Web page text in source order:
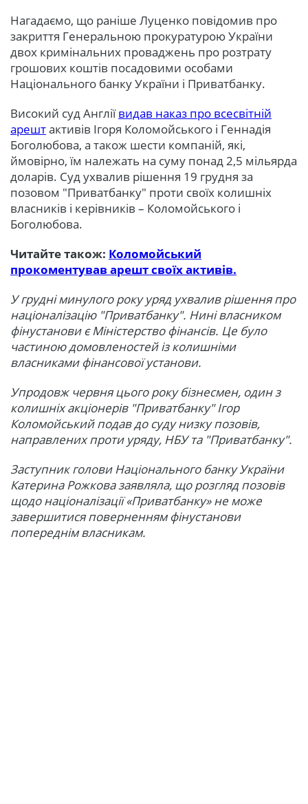
Нагадаємо, що раніше Луценко повідомив про
закриття Генеральною прокуратурою України
двох кримінальних проваджень про розтрату
грошових коштів посадовими особами
Національного банку України і Приватбанку.
Високий суд Англіївидав наказ про всесвітній
арештактивів Ігоря Коломойського і Геннадія
Боголюбова, а також шести компаній, які,
ймовірно, їм належать на суму понад 2,5 мільярда
доларів. Суд ухвалив рішення 19 грудня за
позовом "Приватбанку" проти своїх колишніх
власників і керівників – Коломойського і
Боголюбова.
Читайте також: Коломойський
прокоментував арешт своїх активів.
У грудні минулого року уряд ухвалив рішення про
націоналізацію "Приватбанку". Нині власником
фінустанови є Міністерство фінансів. Це було
частиною домовленостей із колишніми
власниками фінансової установи.
Упродовж червня цього року бізнесмен, один з
колишніх акціонерів "Приватбанку" Ігор
Коломойський подав до суду низку позовів,
направлених проти уряду, НБУ та "Приватбанку".
Заступник голови Національного банку України
Катерина Рожкова заявляла, що розгляд позовів
щодо націоналізації «Приватбанку» не може
завершитися поверненням фінустанови
попереднім власникам.